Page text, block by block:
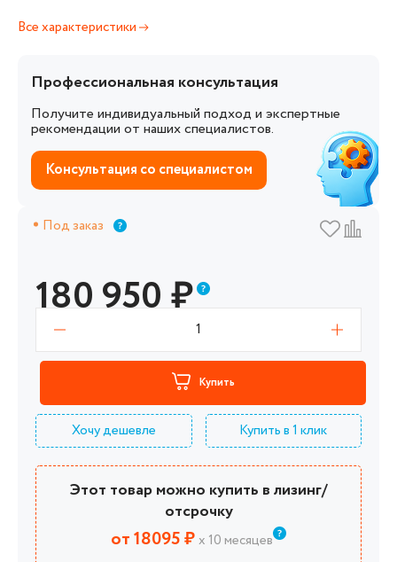
Все характеристики
Профессиональная консультация
Получите индивидуальный подход и экспертные
рекомендации от наших специалистов.
Консультация со специалистом
Под заказ
180 950₽
1
Купить
Хочу дешевле Купить в 1 клик
Этот товар можно купить в лизинг/
отсрочку
от 18095 ₽х 10 месяцев